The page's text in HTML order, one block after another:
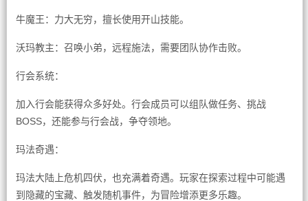
牛魔王：力大无穷，擅长使用开山技能。
沃玛教主：召唤小弟，远程施法，需要团队协作击败。
行会系统：
加入行会能获得众多好处。行会成员可以组队做任务、挑战
BOSS，还能参与行会战，争夺领地。
玛法奇遇：
玛法大陆上危机四伏，也充满着奇遇。玩家在探索过程中可能遇
到隐藏的宝藏、触发随机事件，为冒险增添更多乐趣。